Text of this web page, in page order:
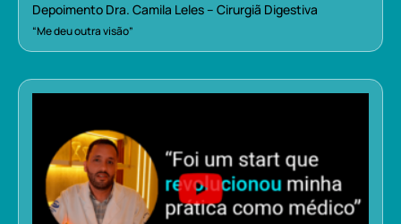
Depoimento Dra. Camila Leles – Cirurgiã Digestiva
“Me deu outra visão”